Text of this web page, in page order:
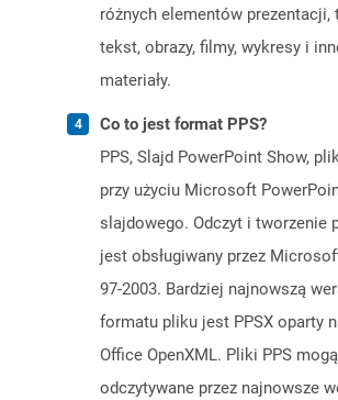
różnych elementów prezentacji,
tekst, obrazy, filmy, wykresy i
materiały.
Co to jest format PPS?
PPS, Slajd PowerPoint Show,
przy użyciu Microsoft
slajdowego. Odczyt i tworzenie
jest obsługiwany przez
97-2003. Bardziej najnowszą
formatu pliku jest PPSX oparty
Office OpenXML. Pliki PPS
odczytywane przez najnowsze